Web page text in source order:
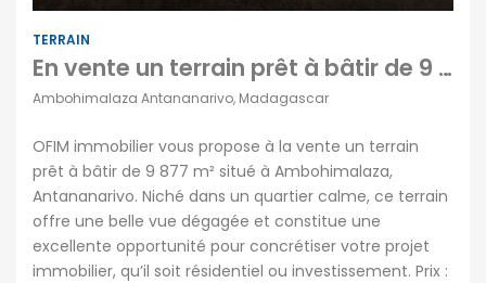
TERRAIN
En vente un terrain prêt à bâtir de 9 877 m² situé à Ambohimalaza Antananarivo
Ambohimalaza Antananarivo, Madagascar
OFIM immobilier vous propose à la vente un terrain
prêt à bâtir de 9 877 m² situé à Ambohimalaza,
Antananarivo. Niché dans un quartier calme, ce terrain
offre une belle vue dégagée et constitue une
excellente opportunité pour concrétiser votre projet
immobilier, qu’il soit résidentiel ou investissement. Prix :